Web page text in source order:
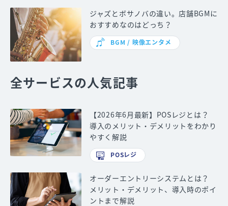
ジャズとボサノバの違い。店舗BGMに
おすすめなのはどっち？
BGM / 映像エンタメ
全サービスの人気記事
【2026年6月最新】POSレジとは？
導入のメリット・デメリットをわかり
やすく解説
POSレジ
オーダーエントリーシステムとは？
メリット・デメリット、導入時のポイ
ントまで解説